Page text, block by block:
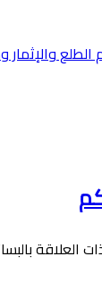
العلاقة